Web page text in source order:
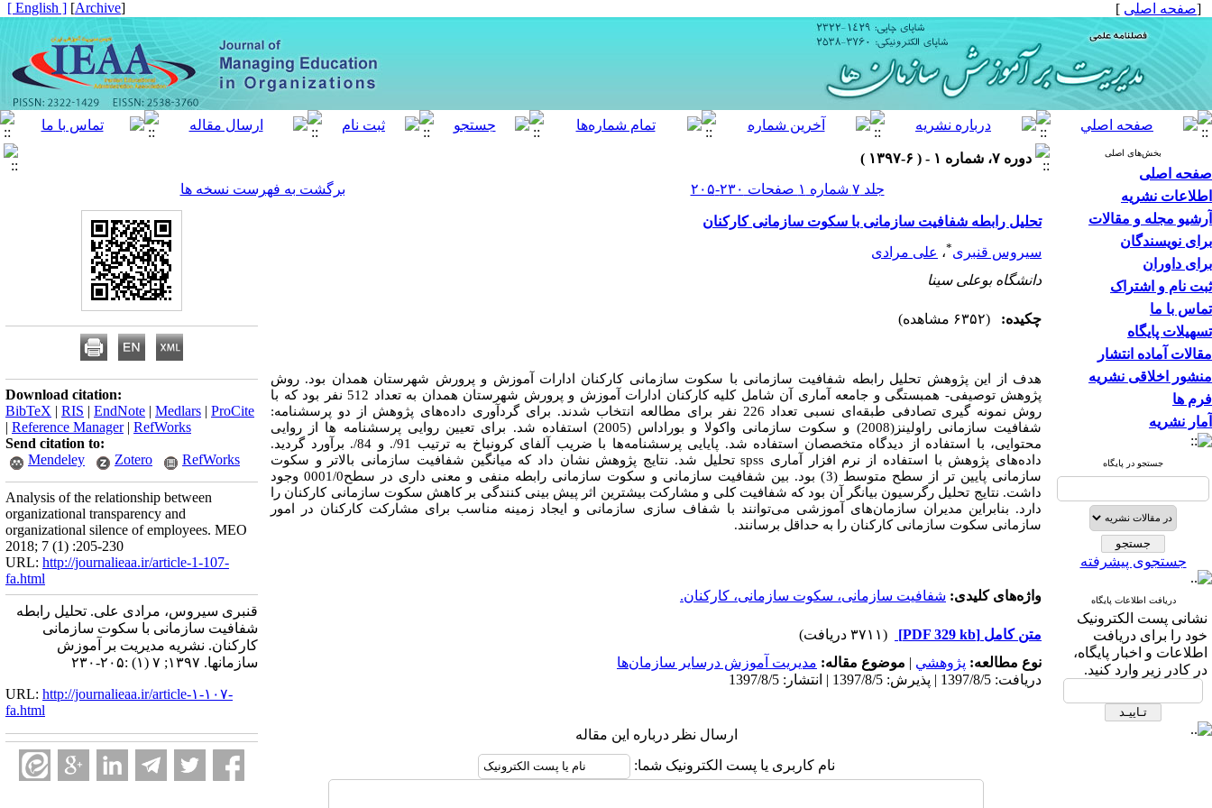
[صفحه اصلی ]
[
Archive
]
[ English ]
بخش‌های اصلی
صفحه اصلی
اطلاعات نشریه
آرشیو مجله و مقالات
برای نویسندگان
برای داوران
ثبت نام و اشتراک
تماس با ما
تسهیلات پایگاه
مقالات آماده انتشار
منشور اخلاقی نشریه
فرم ها
آمار نشریه
جستجو در پایگاه
جستجوی پیشرفته
دریافت اطلاعات پایگاه
نشانی پست الکترونیک
خود را برای دریافت
اطلاعات و اخبار پایگاه،
در کادر زیر وارد کنید.
دوره ۷، شماره ۱ - ( ۶-۱۳۹۷ )
جلد ۷ شماره ۱ صفحات ۲۳۰-۲۰۵
برگشت به فهرست نسخه ها
تحلیل رابطه شفافیت سازمانی با سکوت سازمانی کارکنان
سیروس قنبری*، علی مرادی
دانشگاه بوعلی سینا
چکیده: (۶۳۵۲ مشاهده)
هدف از این پژوهش تحلیل رابطه شفافیت سازمانی با سکوت سازمانی کارکنان ادارات آموزش و پرورش شهرستان همدان بود. روش
پژوهش توصیفی- همبستگی و جامعه آماری آن شامل کلیه کارکنان ادارات آموزش و پرورش شهرستان همدان به
تعداد 512 نفر بود که با
روش نمونه گیری تصادفی طبقه‌ای نسبی تعداد 226 نفر برای مطالعه انتخاب شدند. برای گرد‌آوری داده‌ها‌ی پژوهش از دو پرسشنامه:
شفافیت سازمانی راولینز(2008) و سکوت سازمانی واکولا و بوراداس (2005) استفاده شد. برای تعیین روایی پرسشنامه ها از روایی
محتوایی، با استفاده از دیدگاه متخصصان استفاده شد. پایایی پرسشنامهها با ضریب آلفای کرونباخ به ترتیب 91/. و 84/. برآورد گردید.
داده‌های پژوهش با استفاده از نرم افزار آماری spssتحلیل شد. نتایج پژوهش نشان داد که میانگین شفافیت سازمانی بالاتر و سکوت
سازمانی پایین تر
از سطح متوسط (3) بود. بین
شفافیت سازمانی و سکوت سازمانی رابطه منفی و معنی داری در سطح0001/0 وجود
داشت. نتایج تحلیل رگرسیون بیانگر آن بود که شفافیت کلی و مشارکت بیشترین اثر پیش بینی کنندگی بر کاهش سکوت سازمانی کارکنان را
دارد. بنابراین مدیران سازمان‌های آموزشی می‌توانند با شفاف سازی سازمانی و ایجاد زمینه مناسب برای مشارکت کارکنان در امور
سازمانی سکوت سازمانی کارکنان را به حداقل برسانند.
واژه‌های کلیدی: شفافیت سازمانی، سکوت سازمانی، کارکنان.
متن کامل [PDF 329 kb]
(۳۷۱۱ دریافت)
نوع مطالعه: پژوهشي | موضوع مقاله: مدیریت آموزش درسایر سازمان‌ها
دریافت: 1397/8/5 | پذیرش: 1397/8/5 | انتشار: 1397/8/5
ارسال نظر درباره این مقاله
نام کاربری یا پست الکترونیک شما:
Download citation:
BibTeX | RIS | EndNote | Medlars | ProCite
| Reference Manager| RefWorks
Send citation to:
Mendeley
Zotero RefWorks
Analysis of the relationship between
organizational transparency and
organizational silence of employees. MEO
2018; 7 (1) :205-230
URL: http://journalieaa.ir/article-1-107-
fa.html
قنبری سیروس، مرادی علی. تحلیل رابطه
شفافیت سازمانی با سکوت سازمانی
کارکنان. نشریه مديريت بر آموزش
سازمانها. ۱۳۹۷; ۷ (۱) :۲۰۵-۲۳۰
URL: http://journalieaa.ir/article-۱-۱۰۷-
fa.html